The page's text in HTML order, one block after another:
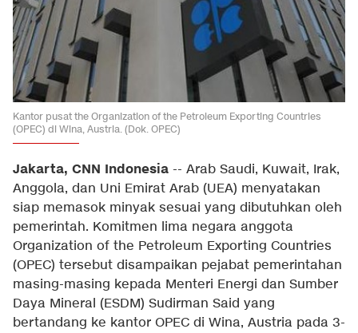
Kantor pusat the Organization of the Petroleum Exporting Countries
(OPEC) di Wina, Austria. (Dok. OPEC)
Jakarta, CNN Indonesia -- Arab Saudi, Kuwait, Irak,
Anggola, dan Uni Emirat Arab (UEA) menyatakan
siap memasok minyak sesuai yang dibutuhkan oleh
pemerintah. Komitmen lima negara anggota
Organization of the Petroleum Exporting Countries
(OPEC) tersebut disampaikan pejabat pemerintahan
masing-masing kepada Menteri Energi dan Sumber
Daya Mineral (ESDM) Sudirman Said yang
bertandang ke kantor OPEC di Wina, Austria pada 3-